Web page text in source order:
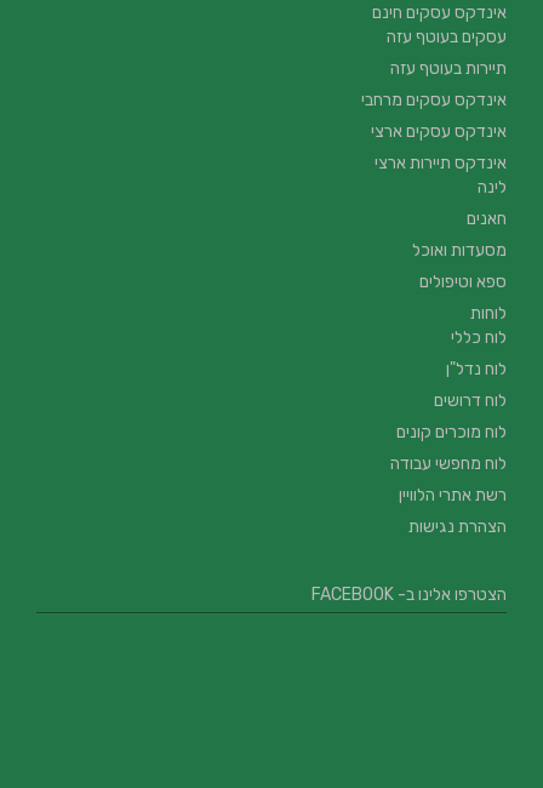
אינדקס עסקים חינם
עסקים בעוטף עזה
תיירות בעוטף עזה
אינדקס עסקים מרחבי
אינדקס עסקים ארצי
אינדקס תיירות ארצי
לינה
חאנים
מסעדות ואוכל
ספא וטיפולים
לוחות
לוח כללי
לוח נדל"ן
לוח דרושים
לוח מוכרים קונים
לוח מחפשי עבודה
רשת אתרי הלוויין
הצהרת נגישות
הצטרפו אלינו ב- FACEBOOK